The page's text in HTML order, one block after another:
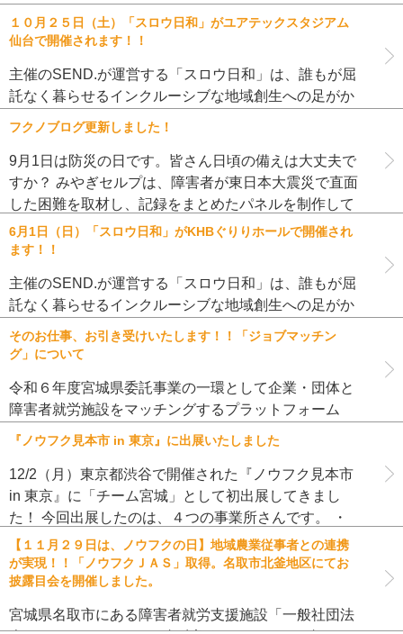
東北総合サービス株式会社様のご協力のもと、『第19
回ナイスハートバザールinせんだい+ノウフクマルシ
１０月２５日（土）「スロウ日和」がユアテックスタジアム
仙台で開催されます！！
主催のSEND.が運営する「スロウ日和」は、誰もが屈
託なく暮らせるインクルーシブな地域創生への足がか
りとなるスローコミュニケーションを浸透させること
た移動マルシェです。障害 […]
フクノブログ更新しました！
9月1日は防災の日です。皆さん日頃の備えは大丈夫で
すか？ みやぎセルプは、障害者が東日本大震災で直面
した困難を取材し、記録をまとめたパネルを制作して
います。 これらは備えの一助になるものと思っていま
す。ご興味のある方はぜ […]
6月1日（日）「スロウ日和」がKHBぐりりホールで開催され
ます！！
主催のSEND.が運営する「スロウ日和」は、誰もが屈
託なく暮らせるインクルーシブな地域創生への足がか
りとなるスローコミュニケーションを浸透させること
で、相互理解の推進及び自己実現の後押しを目的とし
そのお仕事、お引き受けいたします！！「ジョブマッチン
グ」について
令和６年度宮城県委託事業の一環として企業・団体と
障害者就労施設をマッチングするプラットフォーム
「ジョブマッチング」を開設しております。 ジョブマ
『ノウフク見本市 in 東京』に出展いたしました
12/2（月）東京都渋谷で開催された『ノウフク見本市
in 東京』に「チーム宮城」として初出展してきまし
た！ 今回出展したのは、４つの事業所さんです。 ・
（株）ワンズ しいたけランド ・（株）ドリーム ドリ
ーム農園 ・（ […]
【１１月２９日は、ノウフクの日】地域農業従事者との連携
が実現！！「ノウフクＪＡＳ」取得。名取市北釜地区にてお
披露目会を開催しました。
宮城県名取市にある障害者就労支援施設「一般社団法